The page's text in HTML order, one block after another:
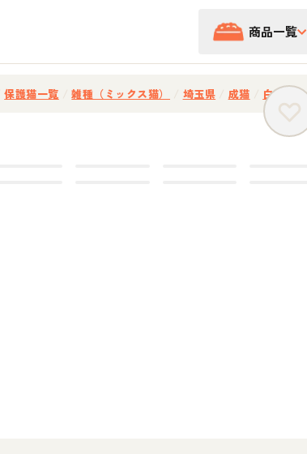
商品一覧
保護猫一覧 雑種（ミックス猫） 埼玉県 成猫 白黒猫 /